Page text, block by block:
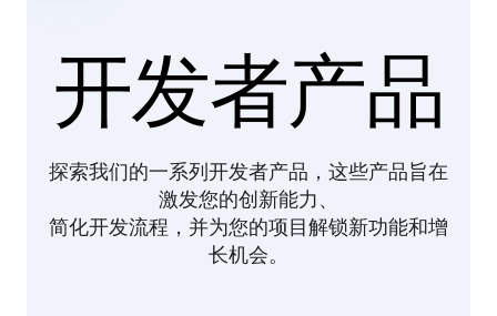
开发者产品
探索我们的一系列开发者产品，这些产品旨在
激发您的创新能力、
简化开发流程，并为您的项目解锁新功能和增
长机会。